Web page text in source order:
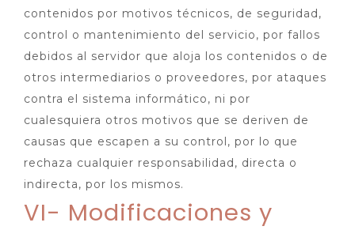
contenidos por motivos técnicos, de seguridad,
control o mantenimiento del servicio, por fallos
debidos al servidor que aloja los contenidos o de
otros intermediarios o proveedores, por ataques
contra el sistema informático, ni por
cualesquiera otros motivos que se deriven de
causas que escapen a su control, por lo que
rechaza cualquier responsabilidad, directa o
indirecta, por los mismos.
VI- Modificaciones y